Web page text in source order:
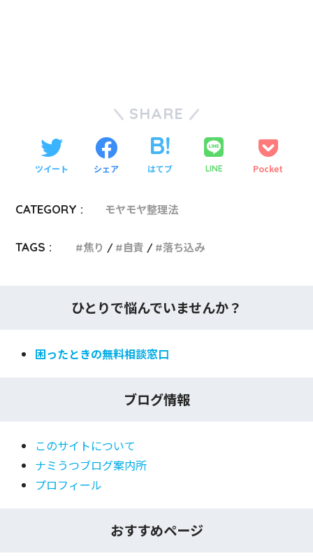
SHARE
ツイート シェア はてブ LINE Pocket
CATEGORY : モヤモヤ整理法
TAGS : 焦り 自責 落ち込み
ひとりで悩んでいませんか？
困ったときの無料相談窓口
ブログ情報
このサイトについて
ナミうつブログ案内所
プロフィール
おすすめページ